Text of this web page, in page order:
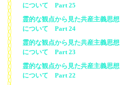
について Part 25
霊的な観点から見た共産主義思想
について Part 24
霊的な観点から見た共産主義思想
について Part 23
霊的な観点から見た共産主義思想
について Part 22